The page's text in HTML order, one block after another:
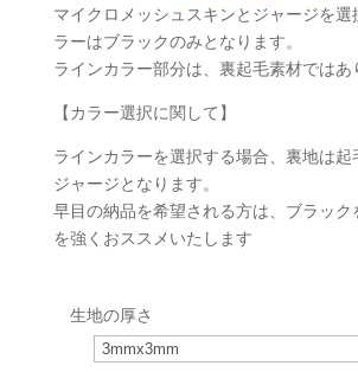
マイクロメッシュスキンとジャージを選
ラーはブラックのみとなります。
ラインカラー部分は、裏起毛素材ではあ
【カラー選択に関して】
ラインカラーを選択する場合、裏地は起
ジャージとなります。
早目の納品を希望される方は、ブラック
を強くおススメいたします
生地の厚さ